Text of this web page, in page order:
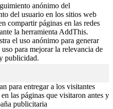
anónimo del
del usuario en los sitios web
compartir páginas en las redes
la herramienta AddThis.
el uso anónimo para generar
uso para mejorar la relevancia de
publicidad.
para entregar a los visitantes
las páginas que visitaron antes y
publicitaria